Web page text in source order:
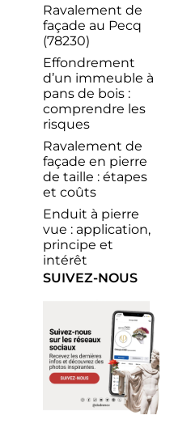
Ravalement de
façade au Pecq
(78230)
Effondrement
d’un immeuble à
pans de bois :
comprendre les
risques
Ravalement de
façade en pierre
de taille : étapes
et coûts
Enduit à pierre
vue : application,
principe et
intérêt
SUIVEZ-NOUS